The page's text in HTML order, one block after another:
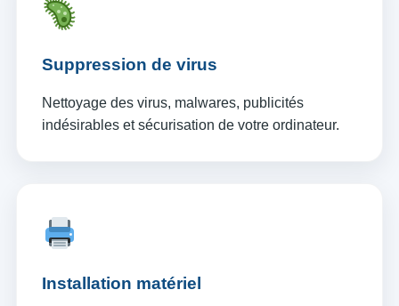
Suppression de virus
Nettoyage des virus, malwares, publicités
indésirables et sécurisation de votre ordinateur.
Installation matériel